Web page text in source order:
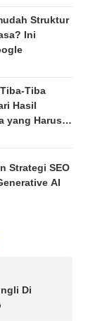
Struktur
Ini
Tiba
Hasil
yang Harus
Strategi SEO
AI
Di